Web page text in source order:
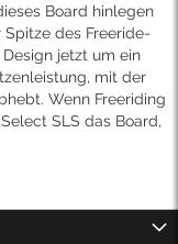
Board hinlegen
des Freeride-
jetzt um ein
mit der
Wenn Freeriding
SLS das Board,